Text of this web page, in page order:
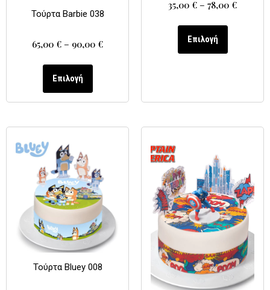
Τούρτα Barbie 038
65,00 € – 90,00 €
Επιλογή
35,00 € – 78,00 €
Επιλογή
Τούρτα Bluey 008